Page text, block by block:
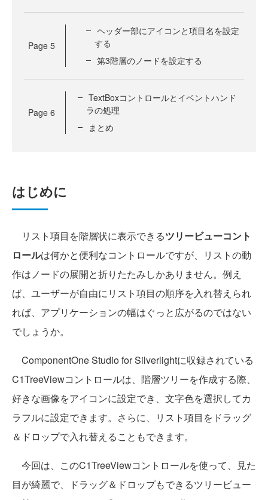
Page 5
ヘッダー部にアイコンと項目名を設定
する
第3階層のノードを設定する
Page 6
TextBoxコントロールとイベントハンド
ラの処理
まとめ
はじめに
リスト項目を階層状に表示できるツリービューコント
ロールは何かと便利なコントロールですが、リストの動
作はノードの展開と折りたたみしかありません。例え
ば、ユーザーが自由にリスト項目の順序を入れ替えられ
れば、アプリケーションの幅はぐっと広がるのではない
でしょうか。
ComponentOne Studio for Silverlightに収録されている
C1TreeViewコントロールは、階層ツリーを作成する際、
好きな画像をアイコンに設定でき、文字色を選択してカ
ラフルに設定できます。さらに、リスト項目をドラッグ
＆ドロップで入れ替えることもできます。
今回は、このC1TreeViewコントロールを使って、見た
目が綺麗で、ドラッグ＆ドロップもできるツリービュー